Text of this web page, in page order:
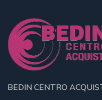
BEDIN CENTRO